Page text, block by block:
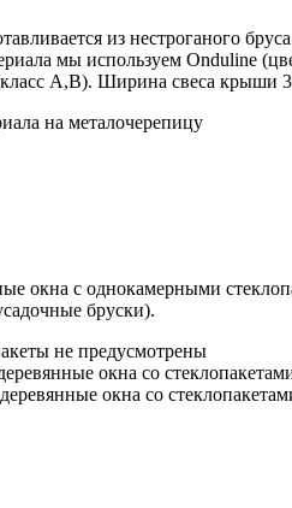
из нестроганого
мы используем Onduline
А,В). Ширина свеса крыши
на металочерепицу
окна с однокамерными
бруски).
не предусмотрены
окна со
деревянные окна со